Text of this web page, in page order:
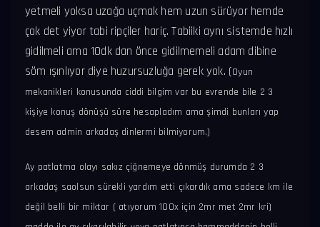
yetmeli yoksa uzağa uçmak hem uzun sürüyor hemde
çok det yiyor tabi ripçiler hariç. Tabiiki aynı sistemde hızlı
gidilmeli ama 10dk dan önce gidilmemeli adam dibine
söm ışınlıyor diye huzursuzluğa gerek yok. (Oyun
mekanikleri konusunda ciddi bilgim var bu evrende bile 2 3
kişiye konuş dönüşü süre hesapladım ama şimdi bunları yap
desem admin arkadaş dinlermi bilmiyorum.)
Ay patlatma olayı sakız çiğnemeye dönmüş durumda 2 3
arkadaş saolsun sürekli yardım etti çıkardık ama sadece km ile
değil belli bir miktar ( atıyorum 100x için 2mr met 2mr kri)